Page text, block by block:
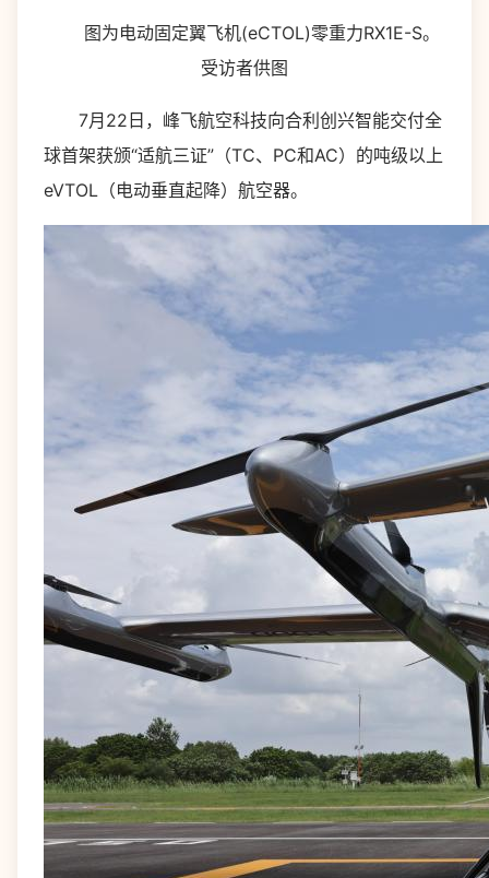
图为电动固定翼飞机(eCTOL)零重力RX1E-S。
受访者供图
7月22日，峰飞航空科技向合利创兴智能交付全
球首架获颁“适航三证”（TC、PC和AC）的吨级以上
eVTOL（电动垂直起降）航空器。